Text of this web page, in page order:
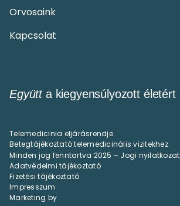
Orvosaink
Kapcsolat
Együtta kiegyensúlyozott életért
Telemedicinia eljárásrendje
Betegtájékoztató telemedicinális vizitekhez
Minden jog fenntartva 2025 – Jogi nyilatkozat
Adatvédelmi tájékoztató
Fizetési tájékoztató
Impresszum
Marketing by